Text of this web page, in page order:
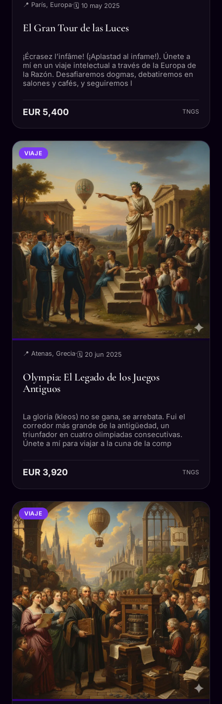
📍 París, Europa·🗓 10 may 2025
El Gran Tour de las Luces
¡Écrasez l’infâme! (¡Aplastad al infame!). Únete a
mí en un viaje intelectual a través de la Europa de
la Razón. Desafiaremos dogmas, debatiremos en
salones y cafés, y seguiremos l
EUR 5,400 TNGS
VIAJE
📍 Atenas, Grecia· 🗓 20 jun 2025
Olympia: El Legado de los Juegos
Antiguos
La gloria (kleos) no se gana, se arrebata. Fui el
corredor más grande de la antigüedad, un
triunfador en cuatro olimpiadas consecutivas.
Únete a mí para viajar a la cuna de la comp
EUR 3,920 TNGS
VIAJE